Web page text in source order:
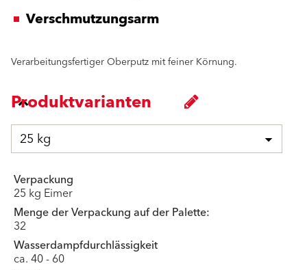
Verschmutzungsarm
Verarbeitungsfertiger Oberputz mit feiner Körnung.
Produktvarianten
25 kg
Verpackung
25 kg Eimer
Menge der Verpackung auf der Palette:
32
Wasserdampfdurchlässigkeit
ca. 40 - 60